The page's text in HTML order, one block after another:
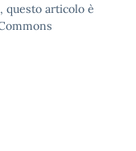
questo articolo è